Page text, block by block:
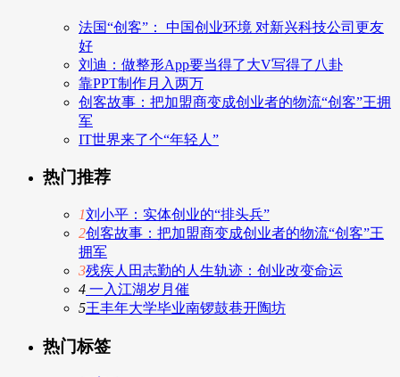
法国“创客”： 中国创业环境 对新兴科技公司更友
好
刘迪：做整形App要当得了大V写得了八卦
靠PPT制作月入两万
创客故事：把加盟商变成创业者的物流“创客”王拥
军
IT世界来了个“年轻人”
热门推荐
1刘小平：实体创业的“排头兵”
2创客故事：把加盟商变成创业者的物流“创客”王
拥军
3残疾人田志勤的人生轨迹：创业改变命运
4 一入江湖岁月催
5王丰年大学毕业南锣鼓巷开陶坊
热门标签